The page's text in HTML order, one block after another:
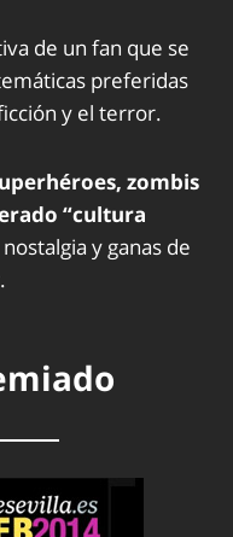
de un fan que se
preferidas
y el terror.
zombis
“cultura
y ganas de